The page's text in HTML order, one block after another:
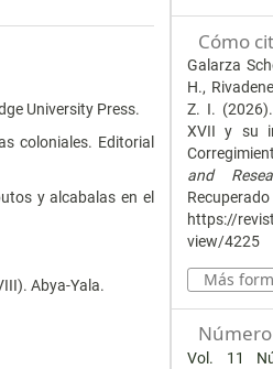
University Press.
coloniales. Editorial
y alcabalas en el
Abya-Yala.
Cómo
Galarza
H.,
Z. I.
XVII y su
and
https://
view/4225
Más
Número
Vol. 11